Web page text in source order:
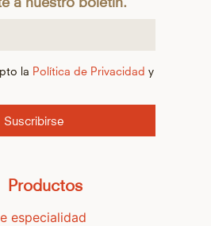
la Política de Privacidad y
Suscribirse
Productos
especialidad